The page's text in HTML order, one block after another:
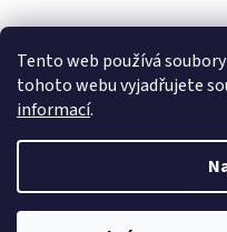
Tento web používá
tohoto webu vyjadřujete
informací.
Z
100 % zákazníků